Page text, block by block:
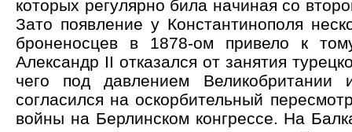
которых регулярно била начиная со
Зато появление у Константинополя
броненосцев в 1878-ом привело к
Александр II отказался от занятия
чего под давлением Великобритании
согласился на оскорбительный
войны на Берлинском конгрессе. На